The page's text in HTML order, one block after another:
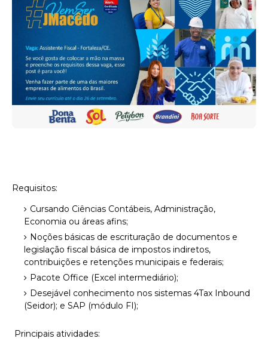
Requisitos:
Cursando Ciências Contábeis, Administração,
Economia ou áreas afins;
Noções básicas de escrituração de documentos e
legislação fiscal básica de impostos indiretos,
contribuições e retenções municipais e federais;
Pacote Office (Excel intermediário);
Desejável conhecimento nos sistemas 4Tax Inbound
(Seidor); e SAP (módulo FI);
Principais atividades: